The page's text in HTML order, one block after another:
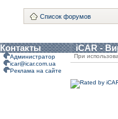
Список форумов
Контакты iCAR -
Администратор
icar@icar.com.ua
Реклама на сайте
При